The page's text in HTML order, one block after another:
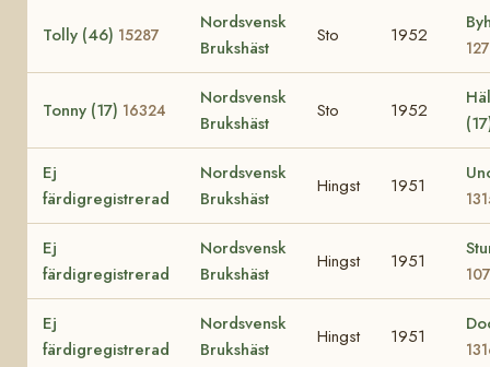
Tolly (46) 15287
Nordsvensk
Brukshäst
Sto 1952
Tonny (17) 16324
Nordsvensk
Brukshäst
Sto 1952
Ej
färdigregistrerad
Nordsvensk
Brukshäst
Hingst 1951
Ej
färdigregistrerad
Nordsvensk
Brukshäst
Hingst 1951
Ej
färdigregistrerad
Nordsvensk
Brukshäst
Hingst 1951